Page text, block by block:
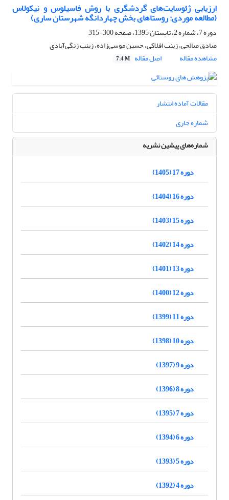
ارزیابی ژئوسایت‌های گردشگری با روش فاسیلوس و نیکولاس
(مطالعه موردی: روستاهای بخش چهاردانگه شهرستان ساری)
دوره 7، شماره 2، تابستان 1395، صفحه
300-315
صادق صالحی، زینب افلاکی، حسین موسی‌زاده، زینب زنگی‌آبادی
مشاهده مقاله
اصل مقاله 7.4 M
مقالات آماده انتشار
شماره جاری
شماره‌های پیشین نشریه
دوره 17 (1405)
دوره 16 (1404)
دوره 15 (1403)
دوره 14 (1402)
دوره 13 (1401)
دوره 12 (1400)
دوره 11 (1399)
دوره 10 (1398)
دوره 9 (1397)
دوره 8 (1396)
دوره 7 (1395)
دوره 6 (1394)
دوره 5 (1393)
دوره 4 (1392)